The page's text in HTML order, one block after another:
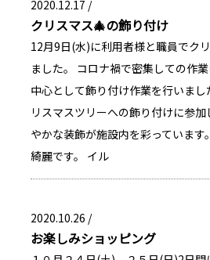
2020.12.17 /
クリスマス🎄の飾り付け
12月9日(水)に利用者様と職員でク
ました。 コロナ禍で密集しての作
中心として飾り付け作業を行いま
リスマスツリーへの飾り付けに参
やかな装飾が施設内を彩っています
綺麗です。 イル
2020.10.26 /
お楽しみショッピング